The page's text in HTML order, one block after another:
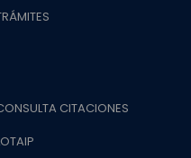
CITACIONES